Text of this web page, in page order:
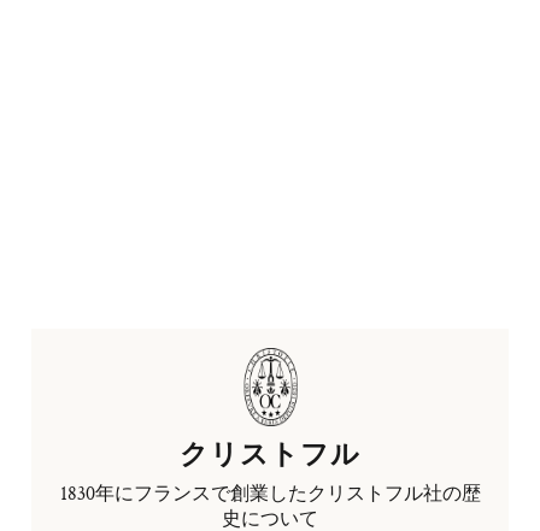
クリストフル
1830年にフランスで創業したクリストフル社の歴
史について